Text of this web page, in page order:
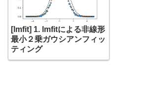
[lmfit] 1. lmfitによる非線形
最小２乗ガウシアンフィッ
ティング